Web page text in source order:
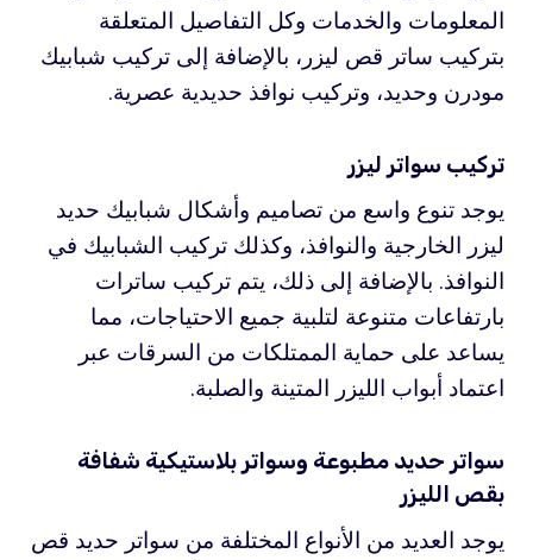
المعلومات والخدمات وكل التفاصيل المتعلقة
بتركيب ساتر قص ليزر، بالإضافة إلى تركيب شبابيك
مودرن وحديد، وتركيب نوافذ حديدية عصرية.
تركيب سواتر ليزر
يوجد تنوع واسع من تصاميم وأشكال شبابيك حديد
ليزر الخارجية والنوافذ، وكذلك تركيب الشبابيك في
النوافذ. بالإضافة إلى ذلك، يتم تركيب ساترات
بارتفاعات متنوعة لتلبية جميع الاحتياجات، مما
يساعد على حماية الممتلكات من السرقات عبر
اعتماد أبواب الليزر المتينة والصلبة.
سواتر حديد مطبوعة وسواتر بلاستيكية شفافة
بقص الليزر
يوجد العديد من الأنواع المختلفة من سواتر حديد قص